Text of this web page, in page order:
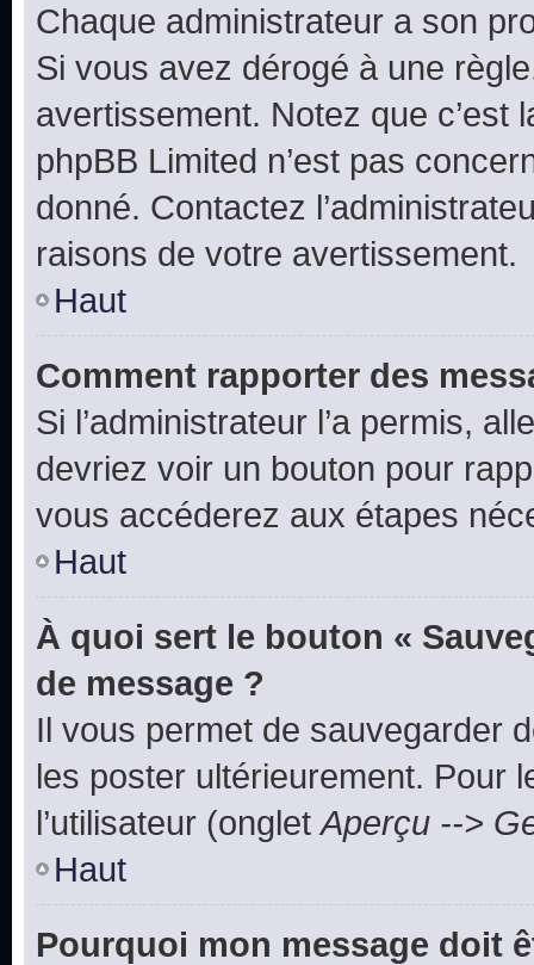
Chaque administrateur a son
Si vous avez dérogé à une
avertissement. Notez que c’est
phpBB Limited n’est pas
donné. Contactez
raisons de votre avertissement.
Haut
Comment rapporter des
Si l’administrateur l’a permis,
devriez voir un bouton pour
vous accéderez aux étapes
Haut
À quoi sert le bouton «
de message ?
Il vous permet de sauvegarder
les poster ultérieurement. Pour
l’utilisateur (ongletAperçu -->
Haut
Pourquoi mon message doit